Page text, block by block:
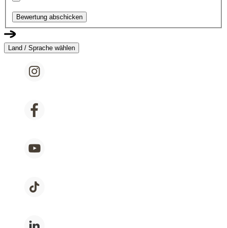
Bewertung abschicken
Land / Sprache wählen